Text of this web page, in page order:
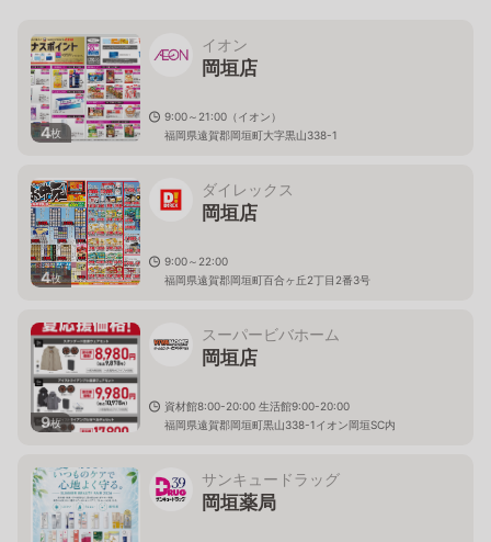
4枚
イオン
岡垣店
9:00～21:00（イオン）
福岡県遠賀郡岡垣町大字黒山338-1
4枚
ダイレックス
岡垣店
9:00～22:00
福岡県遠賀郡岡垣町百合ヶ丘2丁目2番3号
9枚
スーパービバホーム
岡垣店
資材館8:00-20:00 生活館9:00-20:00
福岡県遠賀郡岡垣町黒山338-1イオン岡垣SC内
サンキュードラッグ
岡垣薬局